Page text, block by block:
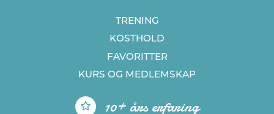
TRENING
KOSTHOLD
FAVORITTER
KURS OG MEDLEMSKAP
10+ års erfaring